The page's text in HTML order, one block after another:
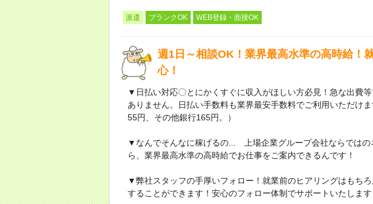
派遣 ブランクOK WEB登録・面接OK
週1日～相談OK！業界最高水準の高時給！
心！
▼日払い対応〇とにかくすぐに収入がほしい方必見！急な出費
ありません。日払い手数料も業界最安手数料でご利用いただけ
55円、その他銀行165円。）
▼なんでそんなに稼げるの... 上場企業グループ会社ならではの
ら、業界最高水準の高時給でお仕事をご案内できるんです！
▼弊社スタッフの手厚いフォロー！就業前のヒアリングはもち
することができます！安心のフォロー体制でサポートいたします